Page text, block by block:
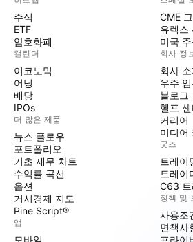
주식
ETF
암호화폐
캘린더
이코노믹
어닝
배당
IPOs
더 많은 제품
뉴스 플로우
포트폴리오
기초 재무 차트
수익률 곡선
옵션
거시경제 지도
Pine Script®
앱
모바일
CME
유렉스
미국
회사 정
회사 소
우주
블로그
헬프 센
커리어
미디어
굿즈
트레이
트레이
C63 트
정책 및
사용조
면책사
프라이